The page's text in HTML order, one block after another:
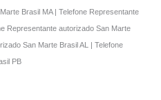
Brasil MA | Telefone Representante
Representante autorizado San Marte
San Marte Brasil AL | Telefone
PB